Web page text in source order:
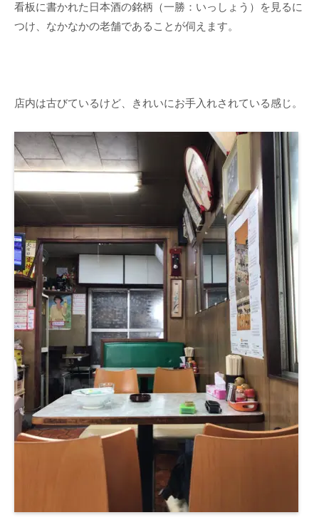
看板に書かれた日本酒の銘柄（一勝：いっしょう）を見るに
つけ、なかなかの老舗であることが伺えます。
店内は古びているけど、きれいにお手入れされている感じ。